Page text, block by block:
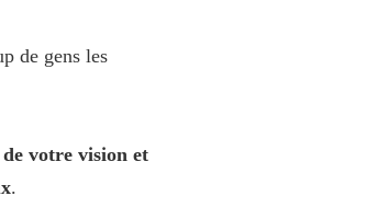
de gens les
votre vision et
.